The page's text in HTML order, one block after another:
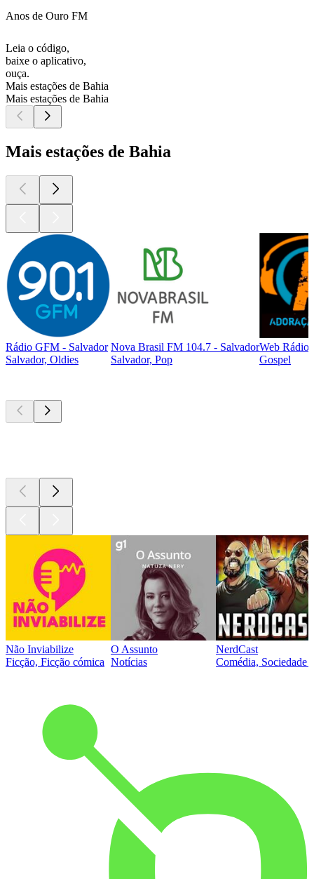
Anos de Ouro FM
Leia o código,
baixe o aplicativo,
ouça.
Mais estações de Bahia
Mais estações de Bahia
Mais estações de Bahia
Rádio GFM - Salvador
Salvador, Oldies
Nova Brasil FM 104.7 - Salvador
Salvador, Pop
Web Rádio
Gospel
Não Inviabilize
Ficção, Ficção cómica
O Assunto
Notícias
NerdCast
Comédia, Sociedade